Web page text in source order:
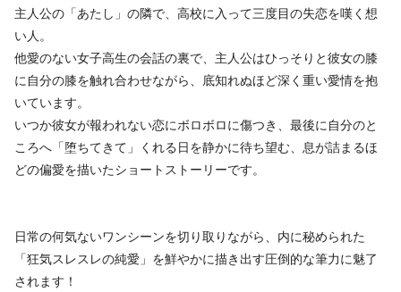
主人公の「あたし」の隣で、高校に入って三度目の失恋を嘆く想
い人。
他愛のない女子高生の会話の裏で、主人公はひっそりと彼女の膝
に自分の膝を触れ合わせながら、底知れぬほど深く重い愛情を抱
いています。
いつか彼女が報われない恋にボロボロに傷つき、最後に自分のと
ころへ「堕ちてきて」くれる日を静かに待ち望む、息が詰まるほ
どの偏愛を描いたショートストーリーです。
​日常の何気ないワンシーンを切り取りながら、内に秘められた
「狂気スレスレの純愛」を鮮やかに描き出す圧倒的な筆力に魅了
されます！